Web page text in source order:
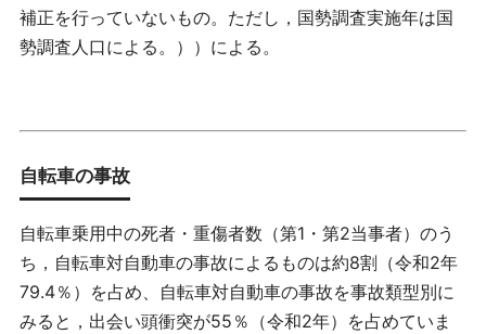
補正を行っていないもの。ただし，国勢調査実施年は国
勢調査人口による。））による。
自転車の事故
自転車乗用中の死者・重傷者数（第1・第2当事者）のう
ち，自転車対自動車の事故によるものは約8割（令和2年
79.4％）を占め、自転車対自動車の事故を事故類型別に
みると，出会い頭衝突が55％（令和2年）を占めていま